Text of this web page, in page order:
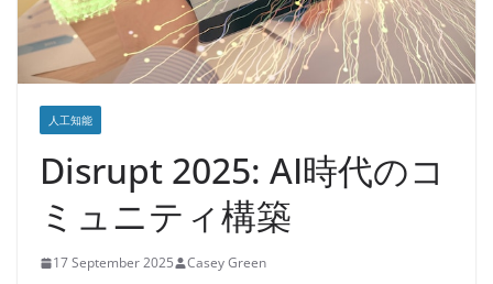
人工知能
Disrupt 2025: AI時代のコ
ミュニティ構築
17 September 2025 Casey Green